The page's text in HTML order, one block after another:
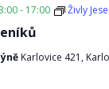
- 17:00 Živly
Karlovice 421,